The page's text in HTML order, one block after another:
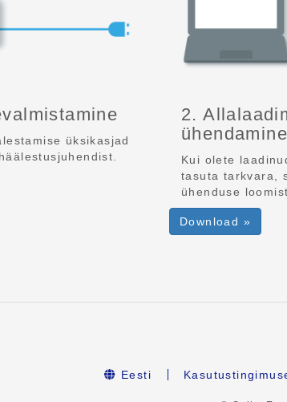
üksikasjad
2.
ühendamine
Kui olete
tasuta tarkvara,
ühenduse loomist.
Download »
Eesti